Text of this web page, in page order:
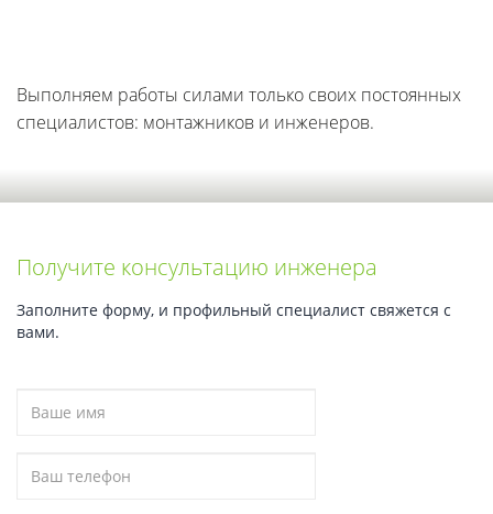
Выполняем работы силами только своих постоянных
специалистов: монтажников и инженеров.
Получите консультацию инженера
Заполните форму, и профильный специалист свяжется с
вами.